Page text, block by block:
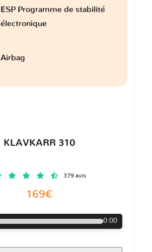
ESP Programme de stabilité
électronique
Airbag
KLAVKARR 310
379 avis
169€
0:00